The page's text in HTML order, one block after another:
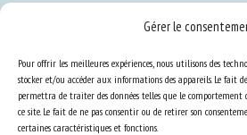
Gérer le
Pour offrir les meilleures expériences, nous utilisons des
stocker et/ou accéder aux informations des appareils. Le fait
permettra de traiter des données telles que le
ce site. Le fait de ne pas consentir ou de retirer son
certaines caractéristiques et fonctions.
S’informer sur le BEA
Ressources